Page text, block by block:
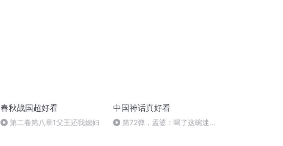
春秋战国超好看
第二卷第八章1父王还我媳妇
中国神话真好看
第72弹，孟婆：喝了这碗迷